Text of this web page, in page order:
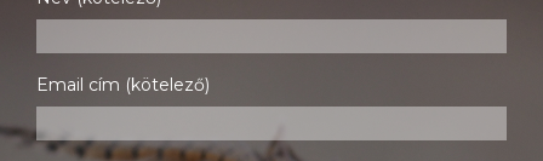
Email cím (kötelező)